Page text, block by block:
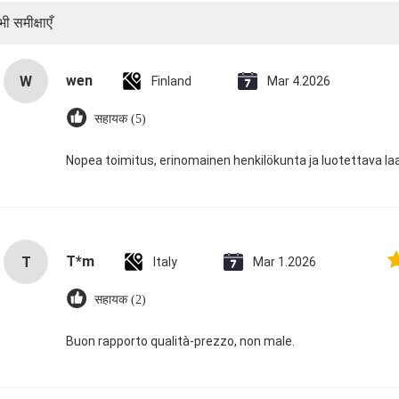
समीक्षाएँ
W wen Finland Mar 4.2026
सहायक (5)
Nopea toimitus, erinomainen henkilökunta ja luotettava
T T*m Italy Mar 1.2026
सहायक (2)
Buon rapporto qualità-prezzo, non male.